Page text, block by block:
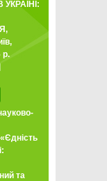
р.
та